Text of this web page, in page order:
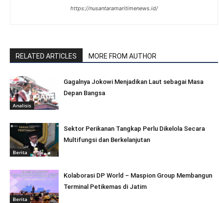
https://nusantaramaritimenews.id/
RELATED ARTICLES MORE FROM AUTHOR
Analisis
Gagalnya Jokowi Menjadikan Laut sebagai Masa
Depan Bangsa
Berita
Sektor Perikanan Tangkap Perlu Dikelola Secara
Multifungsi dan Berkelanjutan
Berita
Kolaborasi DP World – Maspion Group Membangun
Terminal Petikemas di Jatim